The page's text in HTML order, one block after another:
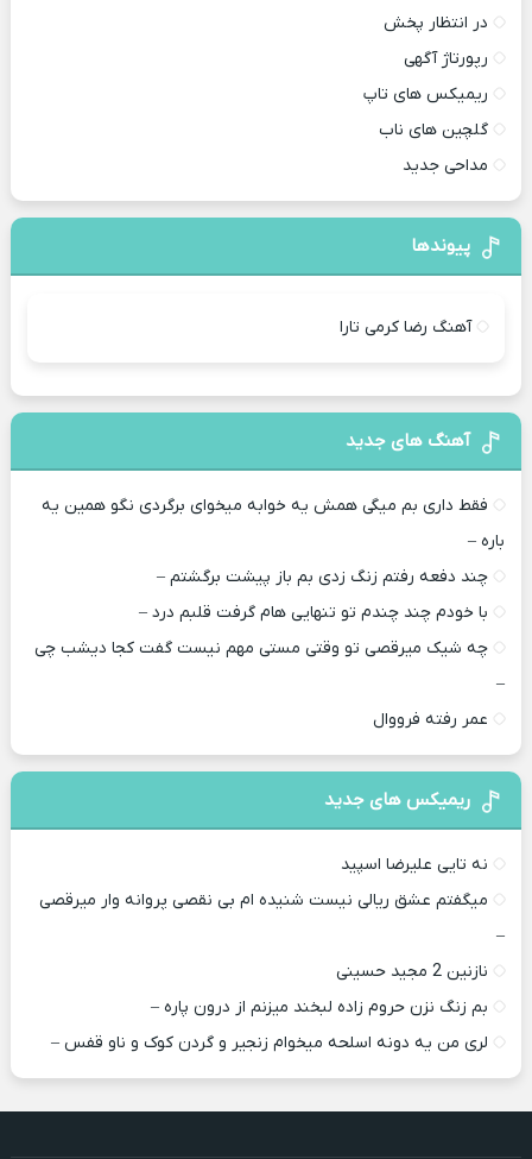
در انتظار پخش
رپورتاژ آگهی
ریمیکس های تاپ
گلچین های ناب
مداحی جدید
پیوندها
آهنگ رضا کرمی تارا
آهنگ های جدید
فقط داری بم میگی همش یه خوابه میخوای برگردی نگو همین یه
باره –
چند دفعه رفتم زنگ زدی بم باز پیشت برگشتم –
با خودم چند چندم تو تنهایی هام گرفت قلبم درد –
چه شیک میرقصی تو وقتی مستی مهم نیست گفت کجا دیشب چی
–
عمر رفته فرووال
ریمیکس های جدید
نه تایی علیرضا اسپید
میگفتم عشق ریالی نیست شنیده ام بی نقصی پروانه وار میرقصی
–
نازنین 2 مجید حسینی
بم زنگ نزن حروم زاده لبخند میزنم از درون پاره –
لری من یه دونه اسلحه میخوام زﻧﺠﻴﺮ و ﮔﺮدن ﻛﻮک و ﻧﺎو ﻗﻔﺲ –